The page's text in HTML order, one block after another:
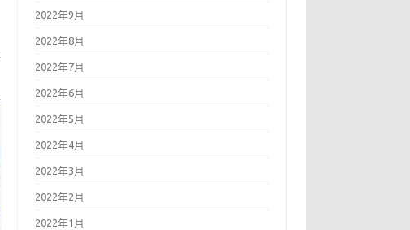
2022年9月
2022年8月
2022年7月
2022年6月
2022年5月
2022年4月
2022年3月
2022年2月
2022年1月